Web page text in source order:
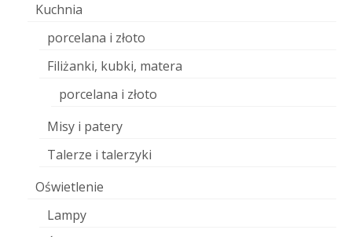
Kuchnia
porcelana i złoto
Filiżanki, kubki, matera
porcelana i złoto
Misy i patery
Talerze i talerzyki
Oświetlenie
Lampy